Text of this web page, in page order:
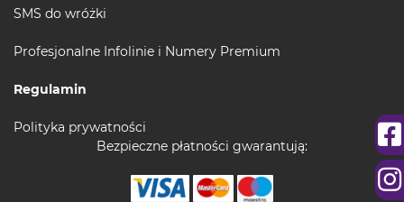
SMS do wróżki
Profesjonalne Infolinie i Numery Premium
Regulamin
Polityka prywatności
Bezpieczne płatności gwarantują: